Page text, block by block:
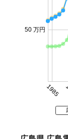
1985
50 万円